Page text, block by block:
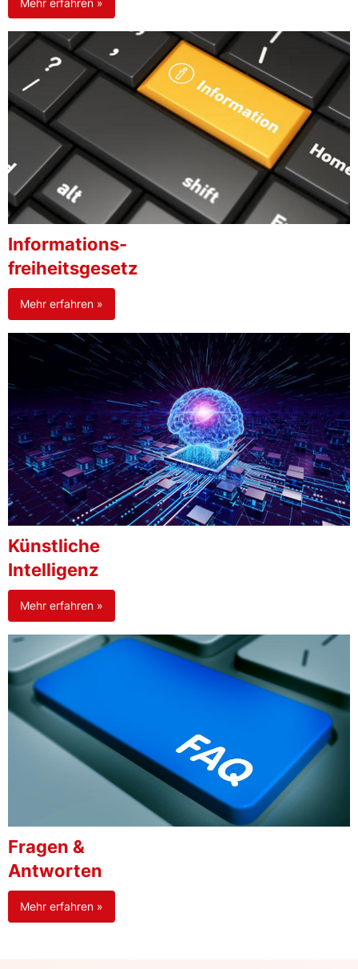
Informations-
freiheitsgesetz
Mehr erfahren »
Künstliche
Intelligenz
Mehr erfahren »
Fragen &
Antworten
Mehr erfahren »